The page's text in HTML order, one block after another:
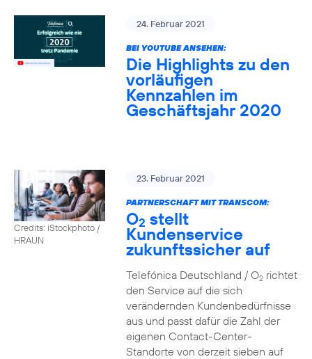
24. Februar 2021
BEI YOUTUBE ANSEHEN:
Die Highlights zu den
vorläufigen
Kennzahlen im
Geschäftsjahr 2020
Credits: iStockphoto /
HRAUN
23. Februar 2021
PARTNERSCHAFT MIT TRANSCOM:
O2 stellt
Kundenservice
zukunftssicher auf
Telefónica Deutschland / O2richtet
den Service auf die sich
verändernden Kundenbedürfnisse
aus und passt dafür die Zahl der
eigenen Contact-Center-
Standorte von derzeit sieben auf